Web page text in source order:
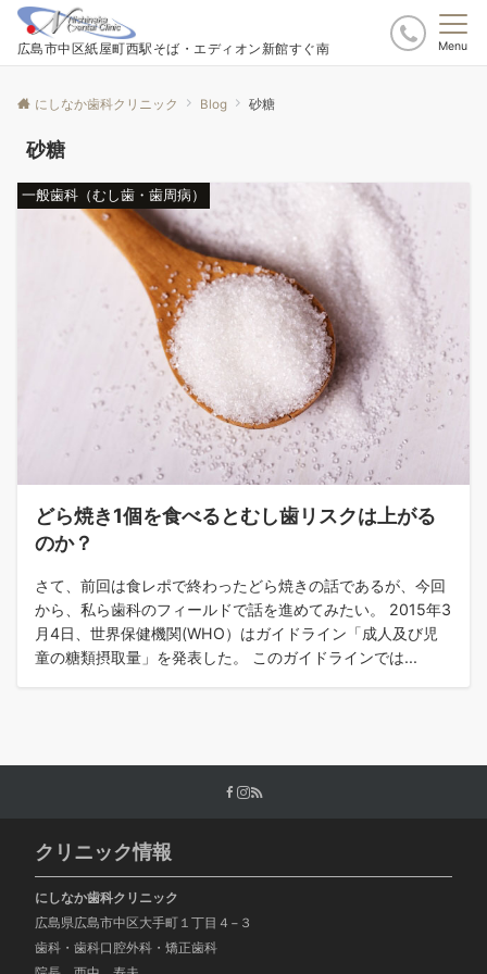
広島市中区紙屋町西駅そば・エディオン新館すぐ南 Menu
にしなか歯科クリニック Blog 砂糖
砂糖
一般歯科（むし歯・歯周病）
どら焼き1個を食べるとむし歯リスクは上がる
のか？
さて、前回は食レポで終わったどら焼きの話であるが、今回
から、私ら歯科のフィールドで話を進めてみたい。 2015年3
月4日、世界保健機関(WHO）はガイドライン「成人及び児
童の糖類摂取量」を発表した。 このガイドラインでは...
クリニック情報
にしなか歯科クリニック
広島県広島市中区大手町１丁目４−３
歯科・歯科口腔外科・矯正歯科